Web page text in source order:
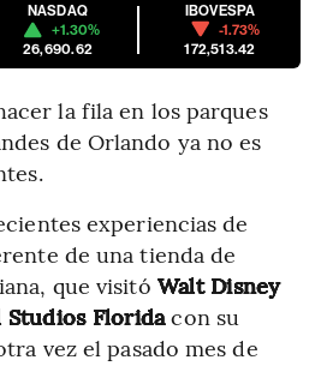
NASDAQ
+1.30%
26,690.62
IBOVESPA
-1.73%
172,513.42
la fila en los parques
de Orlando ya no es
experiencias de
de una tienda de
que visitó Walt Disney
Floridacon su
vez el pasado mes de